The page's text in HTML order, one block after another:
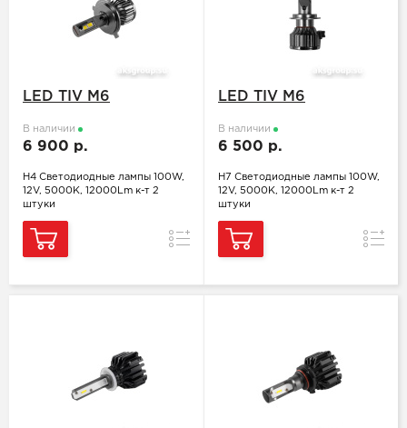
LED TIV M6
В наличии
6 900 р.
H4 Светодиодные лампы 100W,
12V, 5000K, 12000Lm к-т 2
штуки
Сравнение
LED TIV M6
В наличии
6 500 р.
H7 Светодиодные лампы 100W,
12V, 5000K, 12000Lm к-т 2
штуки